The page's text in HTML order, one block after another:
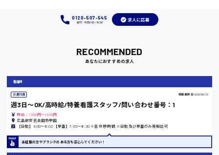
岡山県
大阪府
0120-507-545
受付：平日9:00 - 18:00
求人に応募
RECOMMENDED
あなたにおすすめの求人
看護師
派遣社員 掲載更新日 2026/06/23
週3日〜OK/高時給/特養看護スタッフ/問い合わせ番号：1
時給：1,500円～1,800円
広島県安芸高田市甲田
【日勤】9:00〜18:00 【早番】7:30〜16:30 ※各休憩1時間 ※日勤及び早番のみ等相談可
未経験の方やブランクのある方も安心してください！